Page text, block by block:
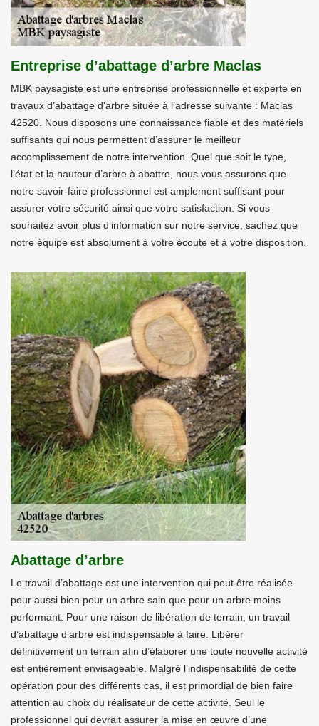
Entreprise d’abattage d’arbre Maclas
MBK paysagiste est une entreprise professionnelle et experte en
travaux d’abattage d’arbre située à l’adresse suivante : Maclas
42520. Nous disposons une connaissance fiable et des matériels
suffisants qui nous permettent d’assurer le meilleur
accomplissement de notre intervention. Quel que soit le type,
l’état et la hauteur d’arbre à abattre, nous vous assurons que
notre savoir-faire professionnel est amplement suffisant pour
assurer votre sécurité ainsi que votre satisfaction. Si vous
souhaitez avoir plus d’information sur notre service, sachez que
notre équipe est absolument à votre écoute et à votre disposition.
Abattage d’arbre
Le travail d’abattage est une intervention qui peut être réalisée
pour aussi bien pour un arbre sain que pour un arbre moins
performant. Pour une raison de libération de terrain, un travail
d’abattage d’arbre est indispensable à faire. Libérer
définitivement un terrain afin d’élaborer une toute nouvelle activité
est entièrement envisageable. Malgré l’indispensabilité de cette
opération pour des différents cas, il est primordial de bien faire
attention au choix du réalisateur de cette activité. Seul le
professionnel qui devrait assurer la mise en œuvre d’une